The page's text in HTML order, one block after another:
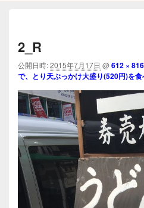
2_R
公開日時:2015年7月17日 @612 × 816
で、とり天ぶっかけ大盛り(520円)を食